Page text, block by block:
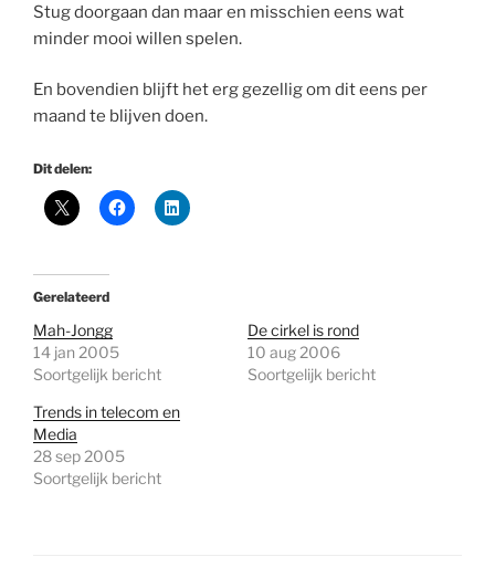
Stug doorgaan dan maar en misschien eens wat
minder mooi willen spelen.
En bovendien blijft het erg gezellig om dit eens per
maand te blijven doen.
Dit delen:
Gerelateerd
Mah-Jongg
14 jan 2005
Soortgelijk bericht
De cirkel is rond
10 aug 2006
Soortgelijk bericht
Trends in telecom en
Media
28 sep 2005
Soortgelijk bericht